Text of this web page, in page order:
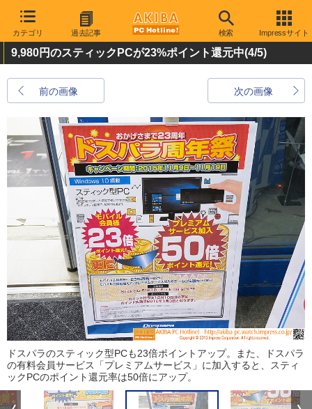
カテゴリ 過去記事 検索 Impressサイト
9,980円のスティックPCが23%ポイント還元中(4/5)
前の画像 次の画像
ドスパラのスティック型PCも23倍ポイントアップ。また、ドスパラ
の有料会員サービス「プレミアムサービス」に加入すると、スティ
ックPCのポイント還元率は50倍にアップ。